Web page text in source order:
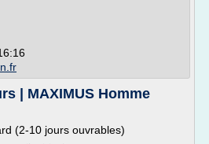
| MAXIMUS Homme
(2-10 jours ouvrables)